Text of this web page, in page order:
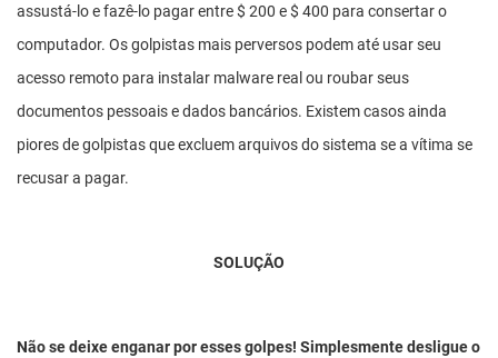
assustá-lo e fazê-lo pagar entre $ 200 e $ 400 para consertar o
computador. Os golpistas mais perversos podem até usar seu
acesso remoto para instalar malware real ou roubar seus
documentos pessoais e dados bancários. Existem casos ainda
piores de golpistas que excluem arquivos do sistema se a vítima se
recusar a pagar.
SOLUÇÃO
Não se deixe enganar por esses golpes! Simplesmente desligue o